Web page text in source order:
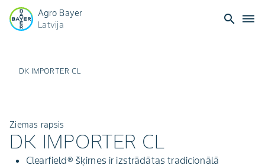
Agro Bayer
Latvija
search dehaze
DK IMPORTER CL
Ziemas rapsis
DK IMPORTER CL
Clearfield® šķirnes ir izstrādātas tradicionālā